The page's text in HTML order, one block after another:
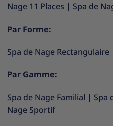
Nage 11 Places | Spa de
Par Forme:
Spa de Nage Rectangulaire |
Par Gamme:
Spa de Nage Familial | Spa
Nage Sportif